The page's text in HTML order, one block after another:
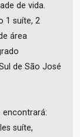
de vida.
1 suíte, 2
área
de São José
encontrará:
suíte,